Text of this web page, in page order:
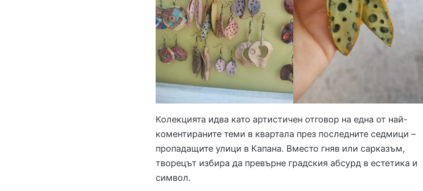
Колекцията идва като артистичен отговор на една от най-
коментираните теми в квартала през последните седмици –
пропадащите улици в Капана. Вместо гняв или сарказъм,
творецът избира да превърне градския абсурд в естетика и
символ.